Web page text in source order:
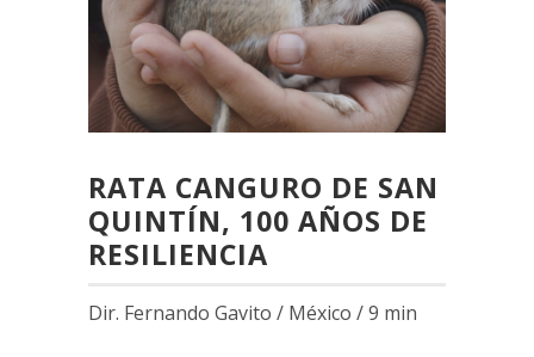
RATA CANGURO DE SAN
QUINTÍN, 100 AÑOS DE
RESILIENCIA
Dir. Fernando Gavito / México / 9 min